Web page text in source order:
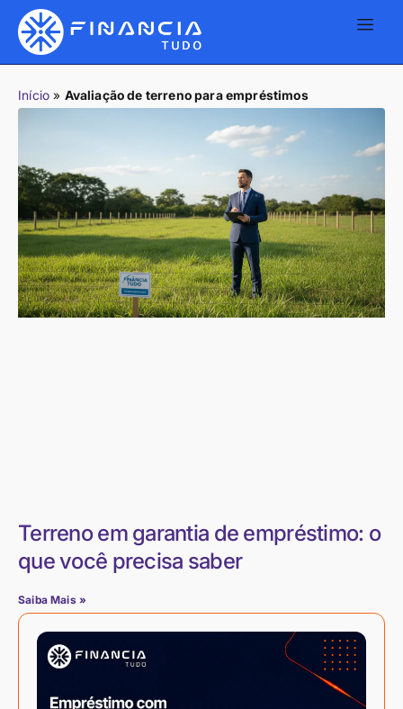
Início » Avaliação de terreno para empréstimos
Terreno em garantia de empréstimo: o
que você precisa saber
Saiba Mais »